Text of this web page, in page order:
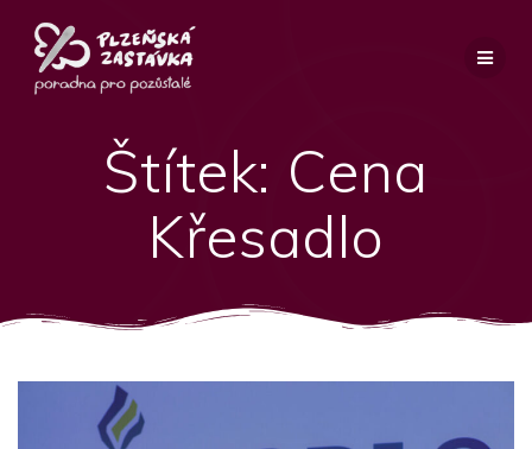
Štítek: Cena
Křesadlo